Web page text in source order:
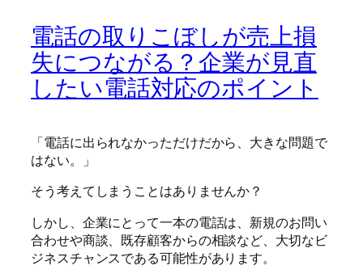
電話の取りこぼしが売上損
失につながる？企業が見直
したい電話対応のポイント
「電話に出られなかっただけだから、大きな問題で
はない。」
そう考えてしまうことはありませんか？
しかし、企業にとって一本の電話は、新規のお問い
合わせや商談、既存顧客からの相談など、大切なビ
ジネスチャンスである可能性があります。